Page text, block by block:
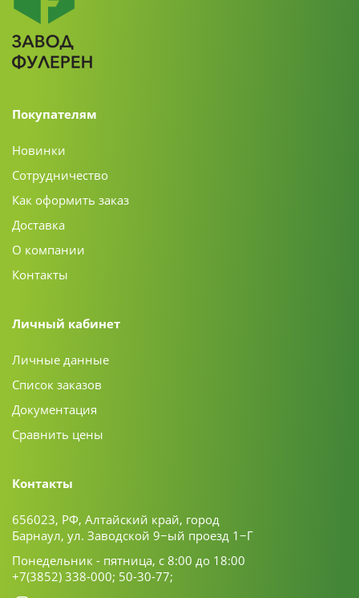
Покупателям
Новинки
Сотрудничество
Как оформить заказ
Доставка
О компании
Контакты
Личный кабинет
Личные данные
Список заказов
Документация
Сравнить цены
Контакты
656023, РФ, Алтайский край, город
Барнаул, ул. Заводской 9−ый проезд 1−Г
Понедельник - пятница, с 8:00 до 18:00
+7(3852) 338-000; 50-30-77;